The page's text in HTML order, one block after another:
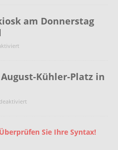
am Donnerstag
Kühler-Platz in
Sie Ihre Syntax!